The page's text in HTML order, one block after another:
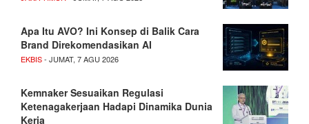
Apa Itu AVO? Ini Konsep di Balik Cara
Brand Direkomendasikan AI
EKBIS- JUMAT, 7 AGU 2026
Kemnaker Sesuaikan Regulasi
Ketenagakerjaan Hadapi Dinamika Dunia
Kerja